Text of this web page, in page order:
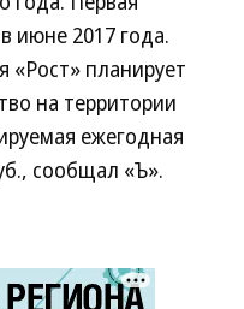
июне 2017 года.
«Рост» планирует
на территории
ежегодная
сообщал «Ъ».